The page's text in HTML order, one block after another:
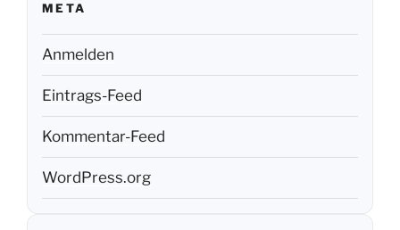
META
Anmelden
Eintrags-Feed
Kommentar-Feed
WordPress.org